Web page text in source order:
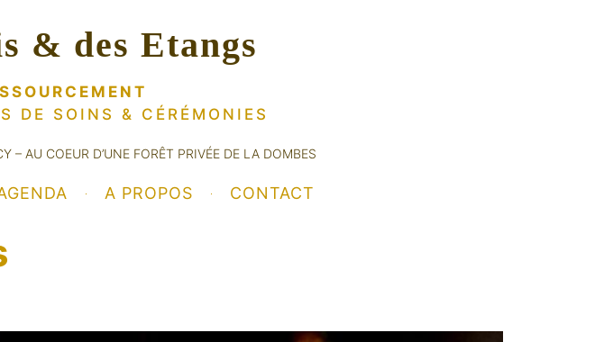
& des Etangs
DE SOINS
& CÉRÉMONIES
AU COEUR D’UNE FORÊT PRIVÉE DE LA DOMBES
A PROPOS CONTACT